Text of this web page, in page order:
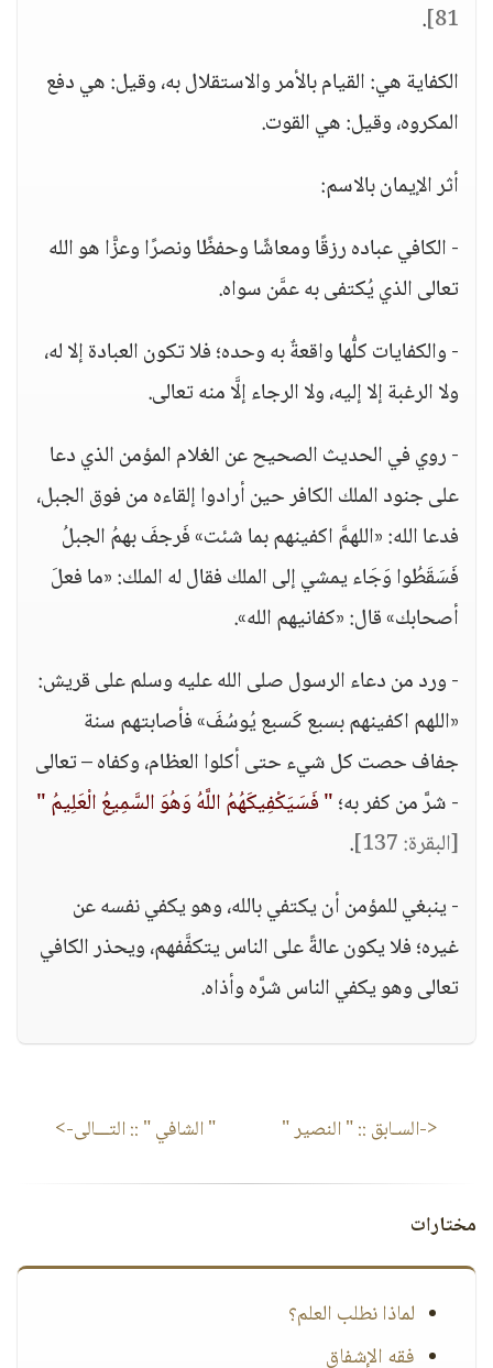
81]
.
الكفاية هي: القيام بالأمر والاستقلال به، وقيل: هي دفع
المكروه، وقيل: هي القوت.
أثر الإيمان بالاسم:
- الكافي عباده رزقًا ومعاشًا وحفظًا ونصرًا وعزًّا هو الله
تعالى الذي يُكتفى به عمَّن سواه.
- والكفايات كلُّها واقعةٌ به وحده؛ فلا تكون العبادة إلا له،
ولا الرغبة إلا إليه، ولا الرجاء إلَّا منه تعالى.
- روي في الحديث الصحيح عن الغلام المؤمن الذي دعا
على جنود الملك الكافر حين أرادوا إلقاءه من فوق الجبل،
فدعا الله: «اللهمَّ اكفينهم بما شئت» فَرجفَ بهمُ الجبلُ
فَسَقَطُوا وَجَاء يمشي إلى الملك فقال له الملك: «ما فعلَ
أصحابك» قال: «كفانيهم الله».
- ورد من دعاء الرسول صلى الله عليه وسلم على قريش:
«اللهم اكفينهم بسبع كَسبع يُوسُفَ» فأصابتهم سنة
جفاف حصت كل شيء حتى أكلوا العظام، وكفاه – تعالى
- شرَّ من كفر به؛" فَسَيَكْفِيكَهُمُ اللَّهُ وَهُوَ السَّمِيعُ الْعَلِيمُ "
[البقرة: 137]
.
- ينبغي للمؤمن أن يكتفي بالله، وهو يكفي نفسه عن
غيره؛ فلا يكون عالةً على الناس يتكفَّفهم، ويحذر الكافي
تعالى وهو يكفي الناس شرَّه وأذاه.
<-السـابق ::" النصير " " الشافي " :: التـــالى->
مختارات
لماذا نطلب العلم؟
فقه الإشفاق